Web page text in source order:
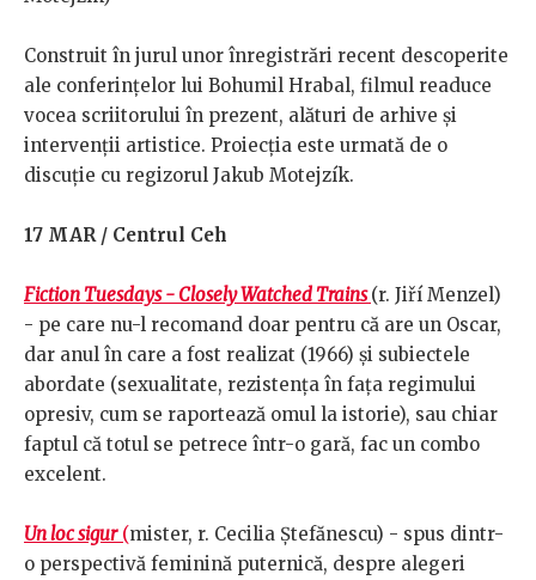
Construit în jurul unor înregistrări recent descoperite
ale conferințelor lui Bohumil Hrabal, filmul readuce
vocea scriitorului în prezent, alături de arhive și
intervenții artistice. Proiecția este urmată de o
discuție cu regizorul Jakub Motejzík.
17 MAR / Centrul Ceh
Fiction Tuesdays - Closely Watched Trains(r. Jiří Menzel)
- pe care nu-l recomand doar pentru că are un Oscar,
dar anul în care a fost realizat (1966) și subiectele
abordate (sexualitate, rezistența în fața regimului
opresiv, cum se raportează omul la istorie), sau chiar
faptul că totul se petrece într-o gară, fac un combo
excelent.
Un loc sigur(mister, r. Cecilia Ștefănescu) - spus dintr-
o perspectivă feminină puternică, despre alegeri